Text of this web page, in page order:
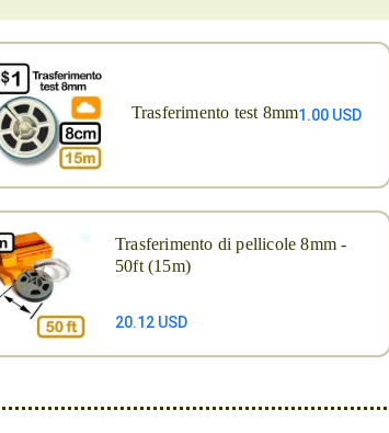
Trasferimento test 8mm1.00 USD
Trasferimento di pellicole 8mm -
50ft (15m)
20.12 USD